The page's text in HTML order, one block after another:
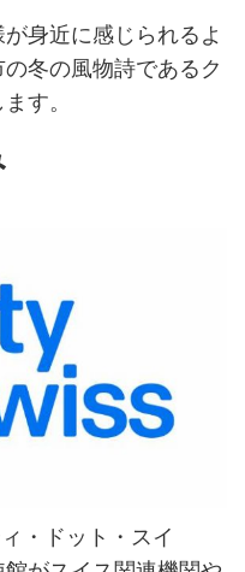
身近に感じられるよ
冬の風物詩であるク
す。
・ドット・スイ